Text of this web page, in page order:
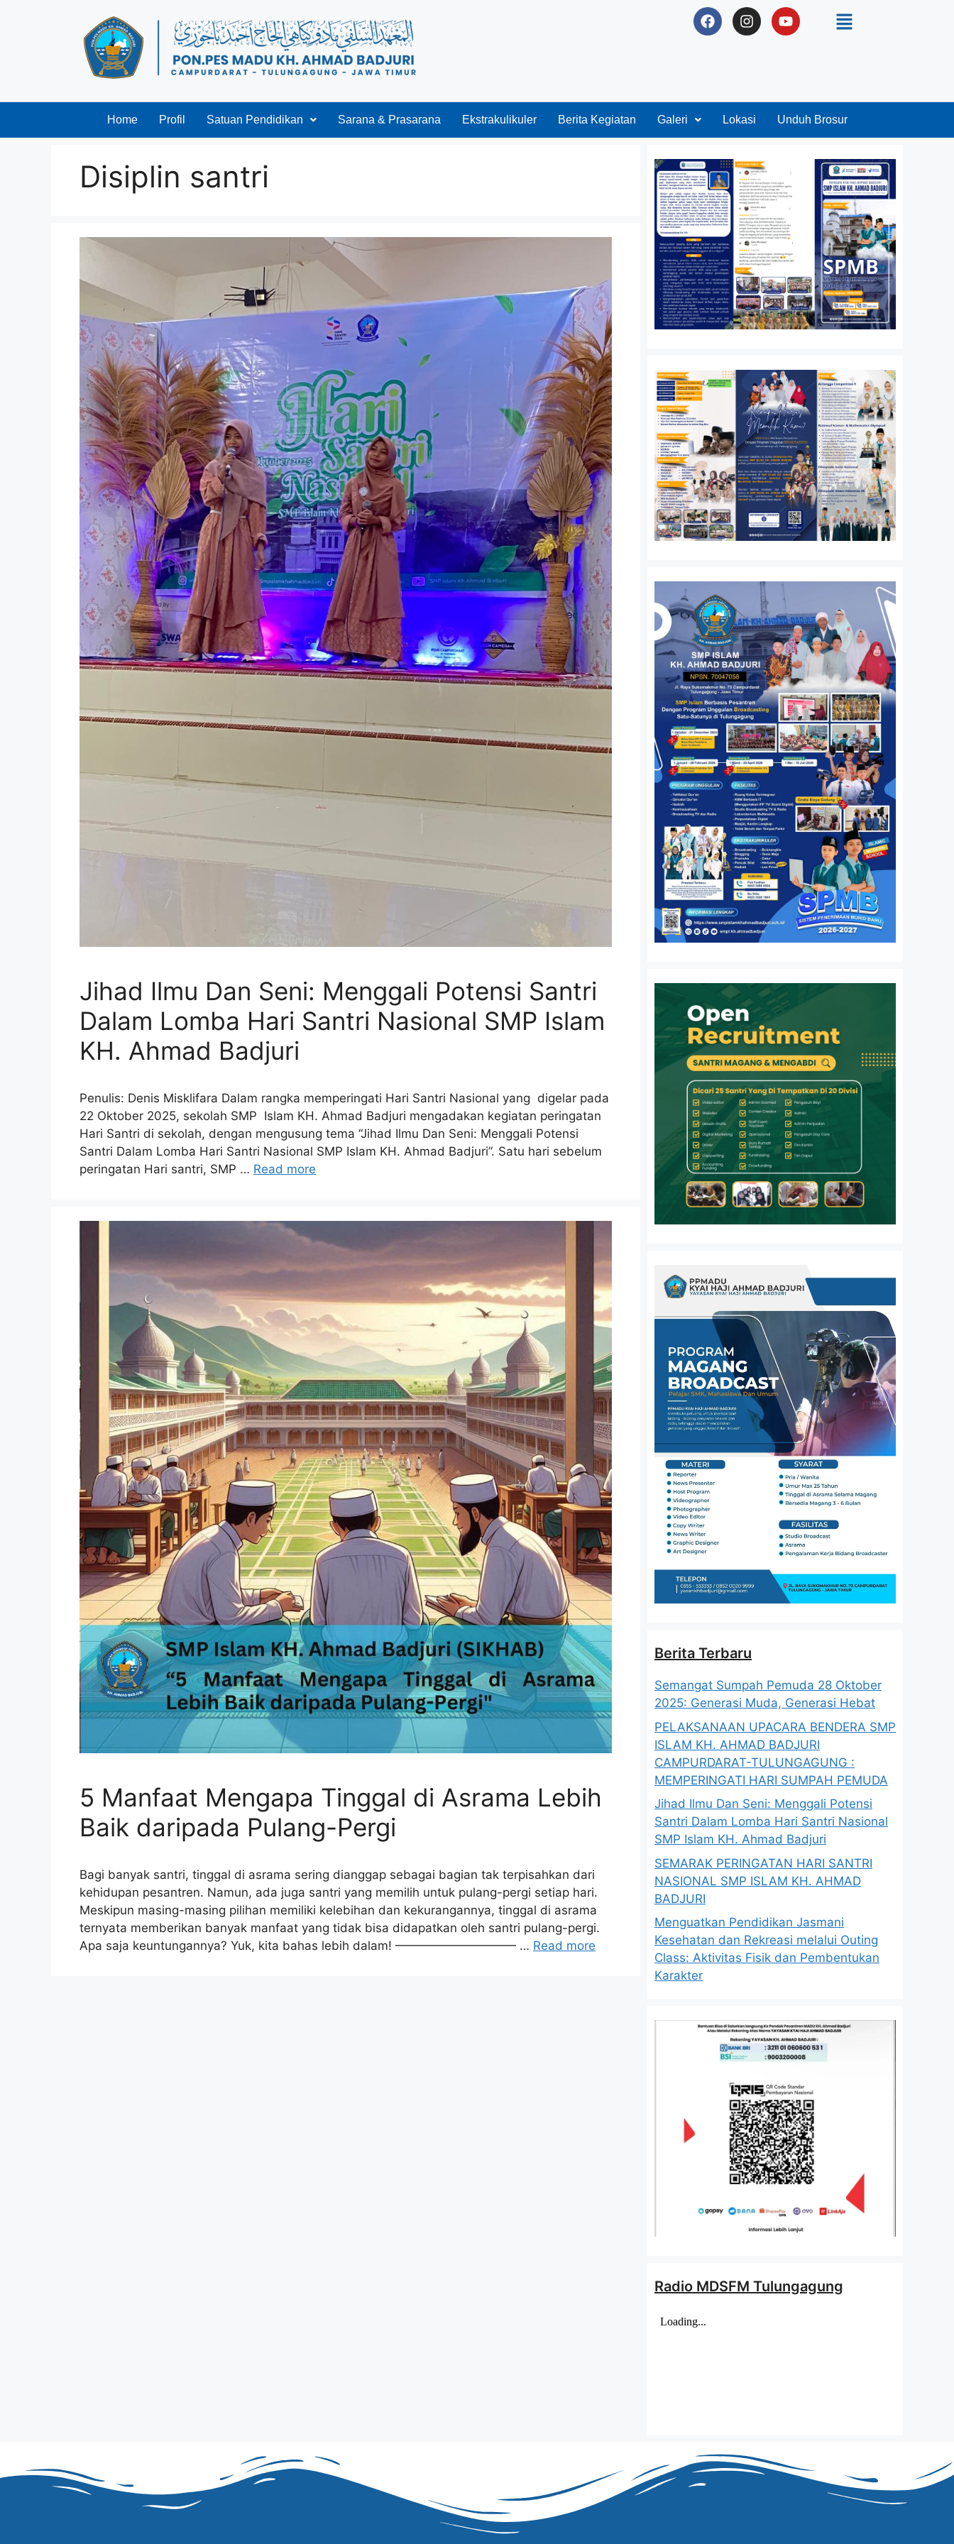
Home Profil Satuan Pendidikan Sarana & Prasarana Ekstrakulikuler Berita Kegiatan Galeri Lokasi Unduh Brosur
Disiplin santri
Jihad Ilmu Dan Seni: Menggali Potensi Santri
Dalam Lomba Hari Santri Nasional SMP Islam
KH. Ahmad Badjuri
Penulis: Denis Misklifara Dalam rangka memperingati Hari Santri Nasional yang digelar pada
22 Oktober 2025, sekolah SMP Islam KH. Ahmad Badjuri mengadakan kegiatan peringatan
Hari Santri di sekolah, dengan mengusung tema “Jihad Ilmu Dan Seni: Menggali Potensi
Santri Dalam Lomba Hari Santri Nasional SMP Islam KH. Ahmad Badjuri”. Satu hari sebelum
peringatan Hari santri, SMP … Read more
5 Manfaat Mengapa Tinggal di Asrama Lebih
Baik daripada Pulang-Pergi
Bagi banyak santri, tinggal di asrama sering dianggap sebagai bagian tak terpisahkan dari
kehidupan pesantren. Namun, ada juga santri yang memilih untuk pulang-pergi setiap hari.
Meskipun masing-masing pilihan memiliki kelebihan dan kekurangannya, tinggal di asrama
ternyata memberikan banyak manfaat yang tidak bisa didapatkan oleh santri pulang-pergi.
Apa saja keuntungannya? Yuk, kita bahas lebih dalam! —————————— … Read more
Berita Terbaru
Semangat Sumpah Pemuda 28 Oktober
2025: Generasi Muda, Generasi Hebat
PELAKSANAAN UPACARA BENDERA SMP
ISLAM KH. AHMAD BADJURI
CAMPURDARAT-TULUNGAGUNG :
MEMPERINGATI HARI SUMPAH PEMUDA
Jihad Ilmu Dan Seni: Menggali Potensi
Santri Dalam Lomba Hari Santri Nasional
SMP Islam KH. Ahmad Badjuri
SEMARAK PERINGATAN HARI SANTRI
NASIONAL SMP ISLAM KH. AHMAD
BADJURI
Menguatkan Pendidikan Jasmani
Kesehatan dan Rekreasi melalui Outing
Class: Aktivitas Fisik dan Pembentukan
Karakter
Radio MDSFM Tulungagung